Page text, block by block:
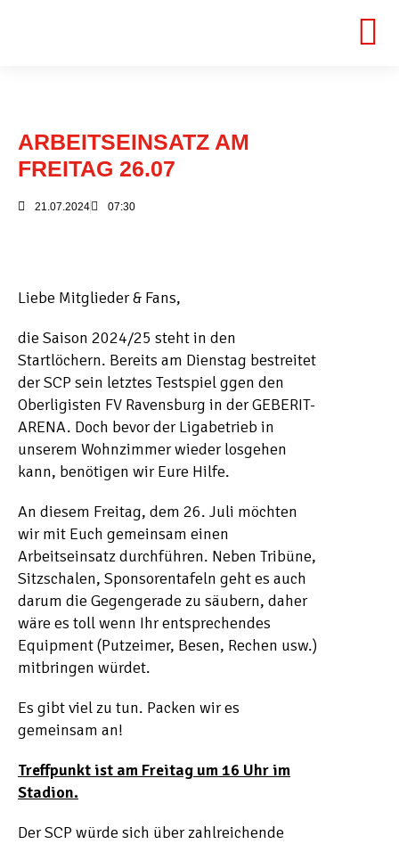
ARBEITSEINSATZ AM
FREITAG 26.07
21.07.2024 07:30
Liebe Mitglieder & Fans,
die Saison 2024/25 steht in den
Startlöchern. Bereits am Dienstag bestreitet
der SCP sein letztes Testspiel ggen den
Oberligisten FV Ravensburg in der GEBERIT-
ARENA. Doch bevor der Ligabetrieb in
unserem Wohnzimmer wieder losgehen
kann, benötigen wir Eure Hilfe.
An diesem Freitag, dem 26. Juli möchten
wir mit Euch gemeinsam einen
Arbeitseinsatz durchführen. Neben Tribüne,
Sitzschalen, Sponsorentafeln geht es auch
darum die Gegengerade zu säubern, daher
wäre es toll wenn Ihr entsprechendes
Equipment (Putzeimer, Besen, Rechen usw.)
mitbringen würdet.
Es gibt viel zu tun. Packen wir es
gemeinsam an!
Treffpunkt ist am Freitag um 16 Uhr im
Stadion.
Der SCP würde sich über zahlreichende